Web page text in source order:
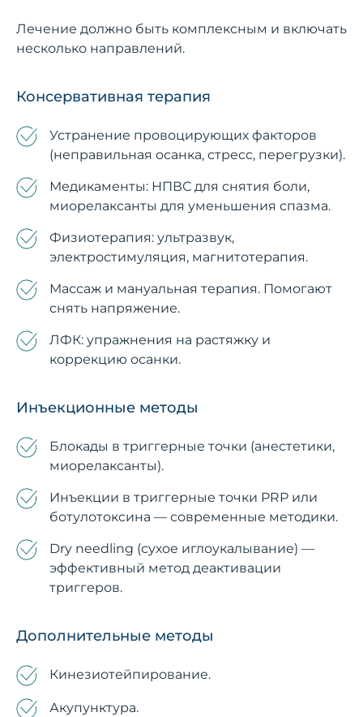
Лечение должно быть комплексным и включать
несколько направлений.
Консервативная терапия
Устранение провоцирующих факторов
(неправильная осанка, стресс, перегрузки).
Медикаменты: НПВС для снятия боли,
миорелаксанты для уменьшения спазма.
Физиотерапия: ультразвук,
электростимуляция, магнитотерапия.
Массаж и мануальная терапия. Помогают
снять напряжение.
ЛФК: упражнения на растяжку и
коррекцию осанки.
Инъекционные методы
Блокады в триггерные точки (анестетики,
миорелаксанты).
Инъекции в триггерные точки PRP или
ботулотоксина — современные методики.
Dry needling (сухое иглоукалывание) —
эффективный метод деактивации
триггеров.
Дополнительные методы
Кинезиотейпирование.
Акупунктура.